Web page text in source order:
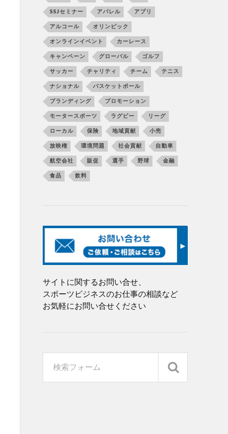
SSJセミナー アパレル アプリ
アルコール オリンピック
オンラインイベント カーレース
キャンペーン グローバル ゴルフ
サッカー チャリティ チーム テニス
ナショナル バスケットボール
ブランディング プロモーション
モータースポーツ ラグビー リーグ
ローカル 保険 地域貢献 小売
放映権 環境問題 社会貢献 自動車
航空会社 販促 選手 野球 金融
食品 飲料
サイトに関するお問い合せ、
スポーツビジネスのお仕事の相談など
お気軽にお問い合せください